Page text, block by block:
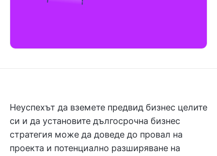
Неуспехът да вземете предвид бизнес целите
си и да установите дългосрочна бизнес
стратегия може да доведе до провал на
проекта и потенциално разширяване на